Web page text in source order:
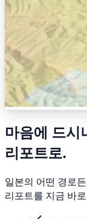
마음에 드시
리포트로.
일본의 어떤 경로
리포트를 지금 바